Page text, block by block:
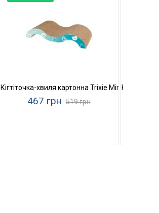
Кігтіточка-хвиля картонна Trixie Mimi Wave
467 грн 519 грн